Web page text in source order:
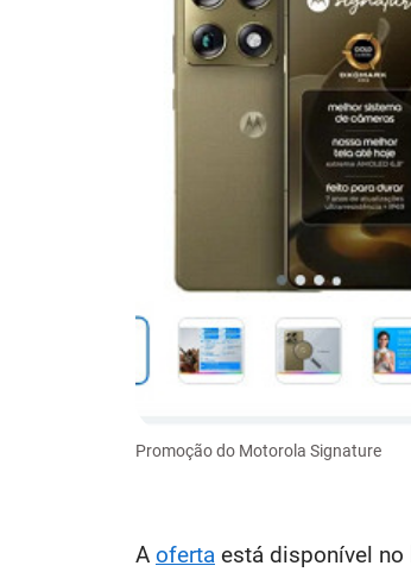
Promoção do Motorola Signature
A oferta está disponível no